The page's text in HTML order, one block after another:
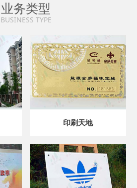
业务类型
BUSINESS TYPE
印刷天地